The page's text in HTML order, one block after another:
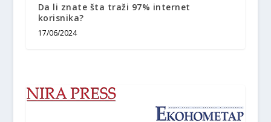
Da li znate šta traži 97% internet
korisnika?
17/06/2024